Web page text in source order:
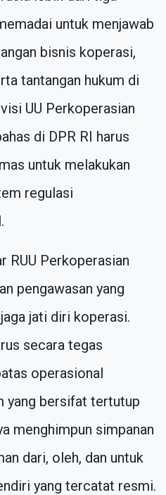
untuk menjawab
bisnis koperasi,
tantangan hukum di
UU Perkoperasian
di DPR RI harus
untuk melakukan
regulasi
RUU Perkoperasian
pengawasan yang
jati diri koperasi.
secara tegas
operasional
yang bersifat tertutup
menghimpun simpanan
dari, oleh, dan untuk
yang tercatat resmi.